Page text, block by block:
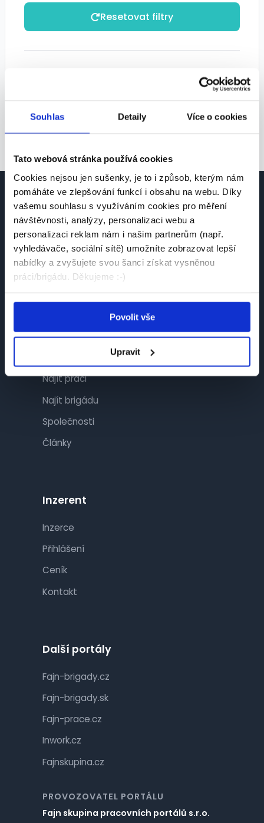
Souhlas Detaily Více o cookies
Tato webová stránka používá cookies
Cookies nejsou jen sušenky, je to i způsob, kterým nám
pomáháte ve zlepšování funkcí i obsahu na webu. Díky
vašemu souhlasu s využíváním cookies pro měření
návštěvnosti, analýzy, personalizaci webu a
personalizaci reklam nám i našim partnerům (např.
vyhledávače, sociální sítě) umožníte zobrazovat lepší
nabídky a zvyšujete svou šanci získat vysněnou
práci/brigádu. Děkujeme :-)
Povolit vše
Upravit
Resetovat filtry
• Rozšiřte geografické vyhledávání
Česká platforma pro hledání práce a talentů.
Spojujeme kandidáty se zaměstnavateli.
Najít práci
Najít brigádu
Společnosti
Články
Inzerent
Inzerce
Přihlášení
Ceník
Kontakt
Další portály
Fajn-brigady.cz
Fajn-brigady.sk
Fajn-prace.cz
Inwork.cz
Fajnskupina.cz
PROVOZOVATEL PORTÁLU
Fajn skupina pracovních portálů s.r.o.